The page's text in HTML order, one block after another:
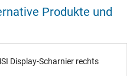
Produkte und
Display-Scharnier rechts